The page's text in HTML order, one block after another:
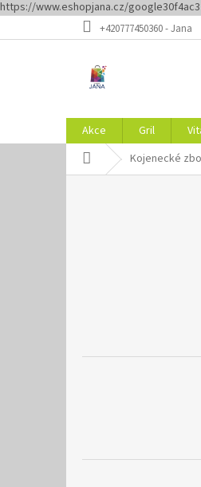
https://www.eshopjana.cz/
na
+420777450360 - Jana
Akce Gril
Domů Kojenecké